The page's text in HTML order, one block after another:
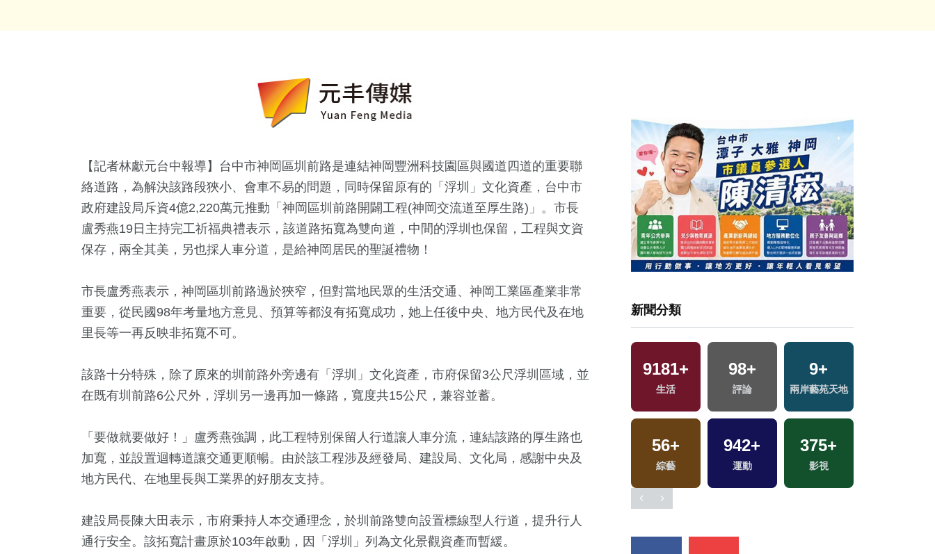
【記者林獻元台中報導】台中市神岡區圳前路是連結神岡豐洲科技園區與國道四道的重要聯
絡道路，為解決該路段狹小、會車不易的問題，同時保留原有的「浮圳」文化資產，台中市
政府建設局斥資4億2,220萬元推動「神岡區圳前路開闢工程(神岡交流道至厚生路)」。市長
盧秀燕19日主持完工祈福典禮表示，該道路拓寬為雙向道，中間的浮圳也保留，工程與文資
保存，兩全其美，另也採人車分道，是給神岡居民的聖誕禮物！
市長盧秀燕表示，神岡區圳前路過於狹窄，但對當地民眾的生活交通、神岡工業區產業非常
重要，從民國98年考量地方意見、預算等都沒有拓寬成功，她上任後中央、地方民代及在地
里長等一再反映非拓寬不可。
該路十分特殊，除了原來的圳前路外旁邊有「浮圳」文化資產，市府保留3公尺浮圳區域，並
在既有圳前路6公尺外，浮圳另一邊再加一條路，寬度共15公尺，兼容並蓄。
「要做就要做好！」盧秀燕強調，此工程特別保留人行道讓人車分流，連結該路的厚生路也
加寬，並設置迴轉道讓交通更順暢。由於該工程涉及經發局、建設局、文化局，感謝中央及
地方民代、在地里長與工業界的好朋友支持。
建設局長陳大田表示，市府秉持人本交通理念，於圳前路雙向設置標線型人行道，提升行人
通行安全。該拓寬計畫原於103年啟動，因「浮圳」列為文化景觀資產而暫緩。
新聞分類
+
2024總統大選
2345 +
旅遊
+
熱門
75+
海峽論壇專區
3208+
健康及醫療
408+
美食
390+
兩岸
福建林公信俗文
化專區
1432
6175+
政治
8+
2023金鐘獎
120
司法放大鏡
9181+
生活
98+
評論
9+
兩岸藝苑天地
56+
綜藝
942+
運動
375+
影視